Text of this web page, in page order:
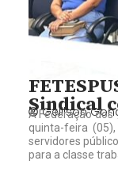
Sindical
Gelilson
A Federação dos
quinta-feira
servidores
para a classe